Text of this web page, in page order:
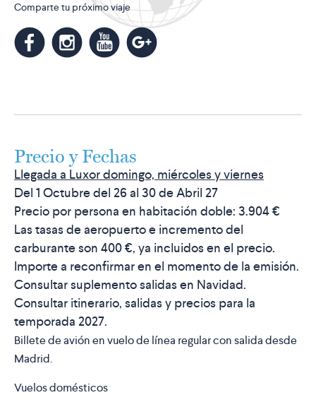
Comparte tu próximo viaje
mknl
Precio y Fechas
Llegada a Luxor domingo, miércoles y viernes
Del 1 Octubre del 26 al 30 de Abril 27
Precio por persona en habitación doble: 3.904€
Las tasas de aeropuerto e incremento del
carburante son 400 €, ya incluidos en el precio.
Importe a reconfirmar en el momento de la emisión.
Consultar suplemento salidas en Navidad.
Consultar itinerario, salidas y precios para la
temporada 2027.
Billete de avión en vuelo de línea regular con salida desde
Madrid.
Vuelos domésticos